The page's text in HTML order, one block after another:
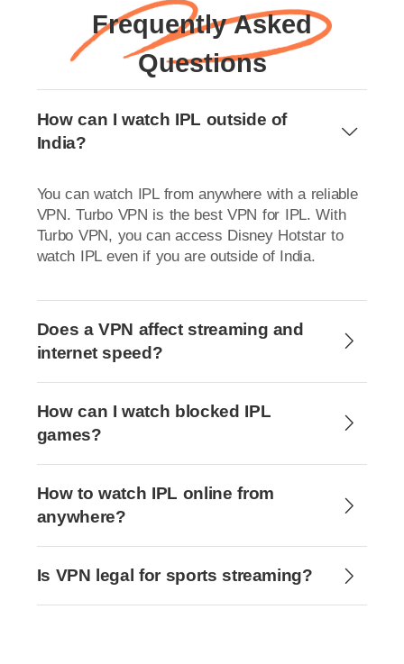
Frequently Asked
Questions
How can I watch IPL outside of
India?
You can watch IPL from anywhere with a reliable
VPN. Turbo VPN is the best VPN for IPL. With
Turbo VPN, you can access Disney Hotstar to
watch IPL even if you are outside of India.
Does a VPN affect streaming and
internet speed?
How can I watch blocked IPL
games?
How to watch IPL online from
anywhere?
Is VPN legal for sports streaming?